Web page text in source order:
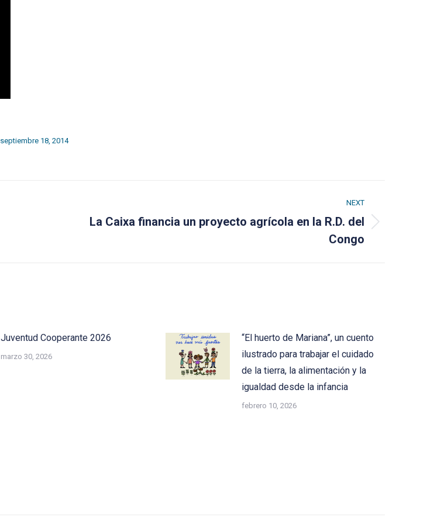
septiembre 18, 2014
NEXT
La Caixa financia un proyecto agrícola en la R.D. del
Congo
Juventud Cooperante 2026
marzo 30, 2026
“El huerto de Mariana”, un cuento
ilustrado para trabajar el cuidado
de la tierra, la alimentación y la
igualdad desde la infancia
febrero 10, 2026